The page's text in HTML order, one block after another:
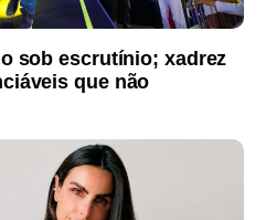
sob escrutínio; xadrez
que não